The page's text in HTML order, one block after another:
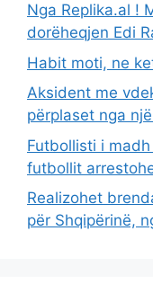
Nga Replika.al !
dorëheqjen Edi
Habit moti, ne
Aksident me
përplaset nga
Futbollisti i
futbollit
Realizohet
për Shqipërinë,